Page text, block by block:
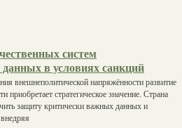
систем
данных в условиях санкций
внешнеполитической напряжённости развитие
приобретает стратегическое значение. Страна
защиту критически важных данных и